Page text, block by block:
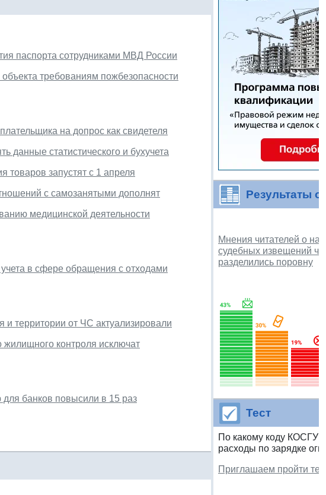
паспорта сотрудниками МВД России
требованиям пожбезопасности
на допрос как свидетеля
данные статистического и бухучета
товаров запустят с 1 апреля
с самозанятыми дополнят
медицинской деятельности
в сфере обращения с отходами
территории от ЧС актуализировали
контроля исключат
банков повысили в 15 раз
Результаты
Мнения читателей о
судебных извещений
разделились поровну
Тест
По какому коду КОСГУ
расходы по зарядке
Приглашаем пройти